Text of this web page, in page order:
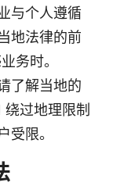
与个人遵循
地法律的前
务时。
了解当地的
过地理限制
受限。